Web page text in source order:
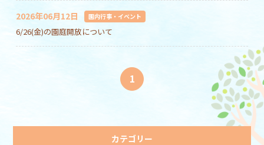
2026年06月12日 園内行事・イベント
6/26(金)の園庭開放について
1
カテゴリー